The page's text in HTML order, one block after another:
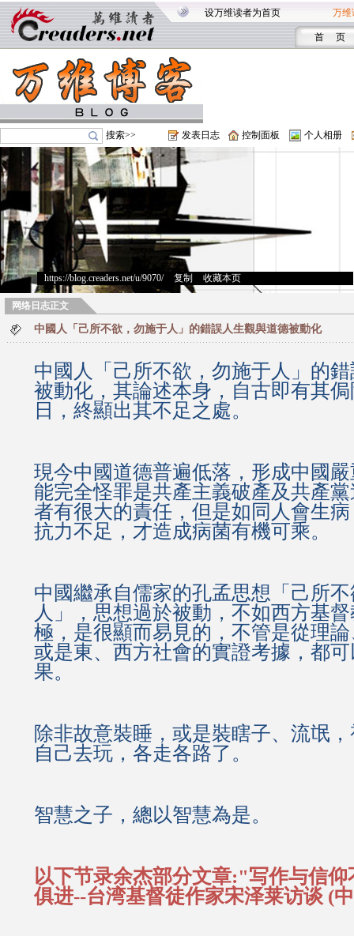
设万维读者为首页 万维
首 页
搜索>> 发表日志 控制面板 个人相册
https://blog.creaders.net/u/9070/> 复制 收藏本页
网络日志正文
中國人「己所不欲，勿施于人」的錯誤人生觀與道德被動化
中國人「己所不欲，勿施于人」的
被動化，其論述本身，自古即有其
日，終顯出其不足之處。
現今中國道德普遍低落，形成中國
能完全怪罪是共產主義破產及共產
者有很大的責任，但是如同人會生
抗力不足，才造成病菌有機可乘。
中國繼承自儒家的孔孟思想「己所
人」，思想過於被動，不如西方基
極，是很顯而易見的，不管是從理
或是東、西方社會的實證考據，都
果。
除非故意裝睡，或是裝瞎子、流氓
自己去玩，各走各路了。
智慧之子，總以智慧為是。
以下节录余杰部分文章:"写作与信
俱进--台湾基督徒作家宋泽莱访谈 (